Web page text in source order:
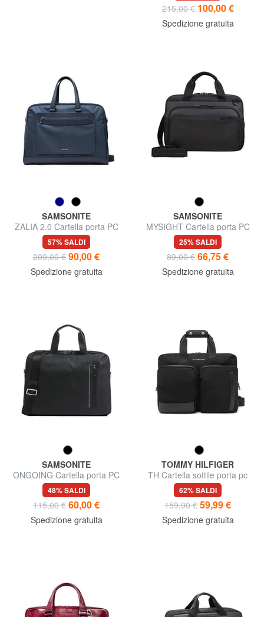
215,00 € 100,00 €
Spedizione gratuita
SAMSONITE
ZALIA 2.0 Cartella porta PC
15,6"
57% SALDI
209,00 € 90,00 €
Spedizione gratuita
SAMSONITE
MYSIGHT Cartella porta PC
14,1"
25% SALDI
89,00 € 66,75 €
Spedizione gratuita
SAMSONITE
ONGOING Cartella porta PC
15,6"
48% SALDI
115,00 € 60,00 €
Spedizione gratuita
TOMMY HILFIGER
TH Cartella sottile porta pc
14"
62% SALDI
159,90 € 59,99 €
Spedizione gratuita